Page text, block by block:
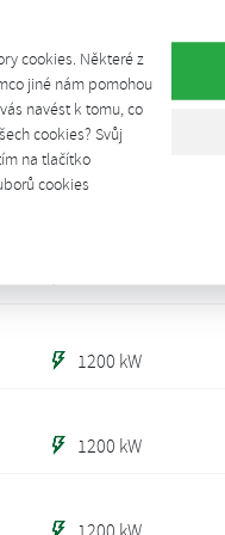
cookies. Některé z
jiné nám pomohou
navést k tomu, co
cookies? Svůj
na tlačítko
cookies
1249 kW
1225 kW
1200 kW
1200 kW